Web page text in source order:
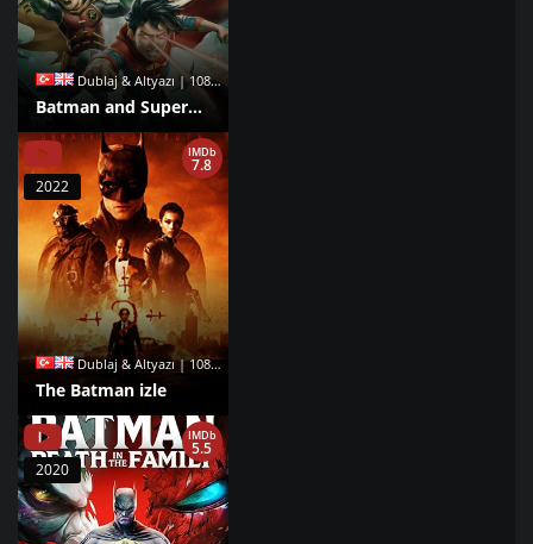
Dublaj & Altyazı | 1080p |
Batman and Superman: Battle of the Super Sons izle
Dublaj & Altyazı | 1080p |
The Batman izle
IMDb
7.8
2022
IMDb
5.5
2020